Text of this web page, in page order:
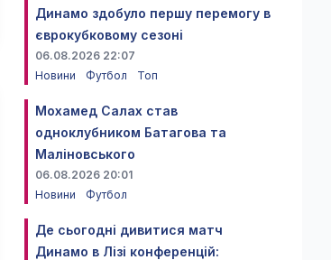
Динамо здобуло першу перемогу в
єврокубковому сезоні
06.08.2026 22:07
Новини
Футбол Топ
Мохамед Салах став
одноклубником Батагова та
Маліновського
06.08.2026 20:01
Новини
Футбол
Де сьогодні дивитися матч
Динамо в Лізі конференцій: